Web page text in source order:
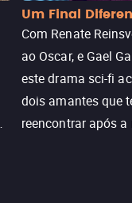
Um Final
Com Renate
ao Oscar, e Gael
este drama sci-fi
dois amantes que
reencontrar após